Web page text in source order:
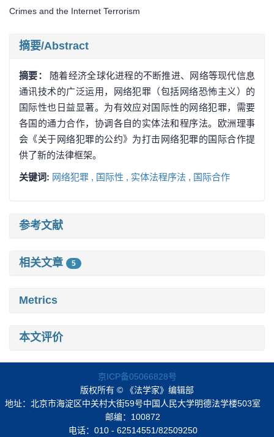
Crimes and the Internet Terrorism
摘要/Abstract
摘要：
随着经济全球化进程的不断推进、网络等现代信息
通讯技术的广泛运用，网络犯罪（包括网络恐怖主义）的
国际性也日益显著。为有效应对国际性的网络犯罪，需要
各国的通力合作，协调各自的实体法和程序法。欧洲理事
会《关于网络犯罪的公约》为打击网络犯罪的国际合作提
供了新的法律框架。
关键词: 网络犯罪 , 国际性 , 实体法程序法 , 国际合作
参考文献
相关文章 5
Metrics
本文评价
京ICP备05066828号
版权所有 © 《法学家》编辑部
地址：北京市海淀区中关村大街59号中国人民大学明德法学楼503室
邮编：100872
电话：010 - 62514551/82509250